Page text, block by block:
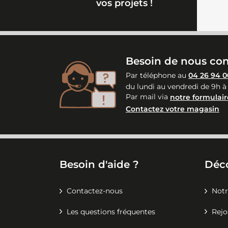
09:00 - 19:00
vos projets !
Besoin de nous
Par téléphone au 04 26 94
du lundi au vendredi de 9h à
Par mail via notre
Contactez votre magasin
Besoin d'aide ?
Contactez-nous
Les questions fréquentes